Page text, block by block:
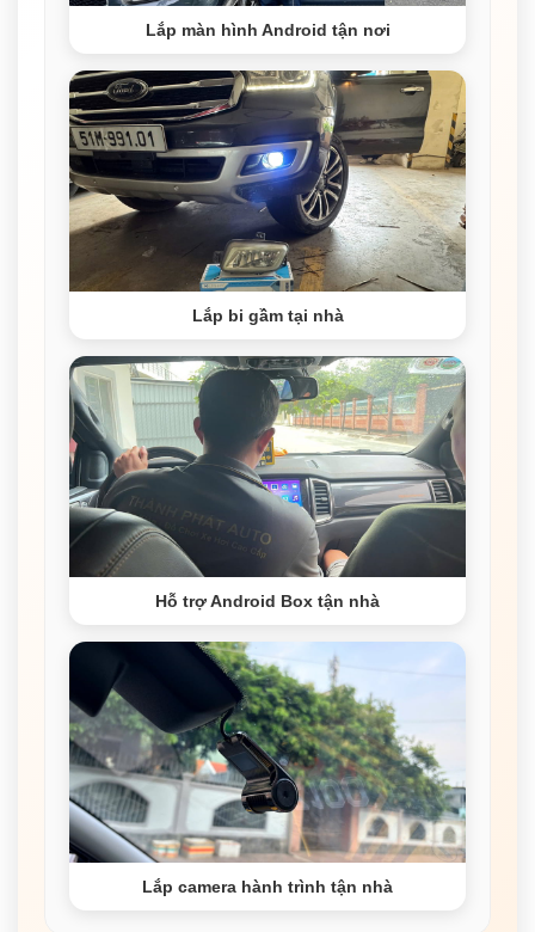
Lắp màn hình Android tận nơi
Lắp bi gầm tại nhà
Hỗ trợ Android Box tận nhà
Lắp camera hành trình tận nhà